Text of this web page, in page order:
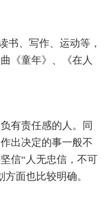
、写作、运动等，
《童年》、《在人
有责任感的人。同
出决定的事一般不
信“人无忠信，不可
面也比较明确。